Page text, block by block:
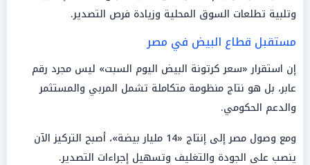
وتلبية تطلعات السوق المحلية وزيادة فرص التصدير.
مستقبل قطاع البيض في مصر
إن استقرار «سعر كرتونة البيض اليوم السبت» ليس مجرد رقم
عابر، بل هو نتاج منظومة متكاملة تشمل المربي والمستثمر
والدعم الحكومي.
ومع وصول مصر إلى إنتاج «14 مليار بيضة»، أصبح التركيز الآن
ينصب على الجودة والتغليف وتسهيل إجراءات التصدير.